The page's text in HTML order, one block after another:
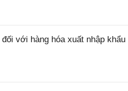
với hàng hóa xuất nhập khẩu